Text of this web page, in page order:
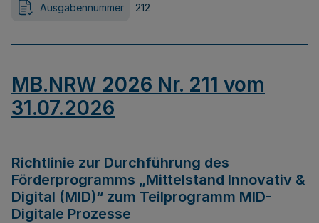
Ausgabennummer 212
MB.NRW 2026 Nr. 211 vom
31.07.2026
Richtlinie zur Durchführung des
Förderprogramms „Mittelstand Innovativ &
Digital (MID)“ zum Teilprogramm MID-
Digitale Prozesse